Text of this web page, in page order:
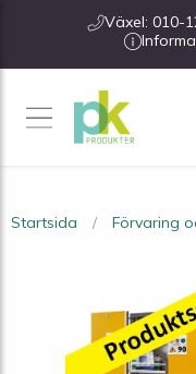
Växel: 010-
Startsida Förvaring